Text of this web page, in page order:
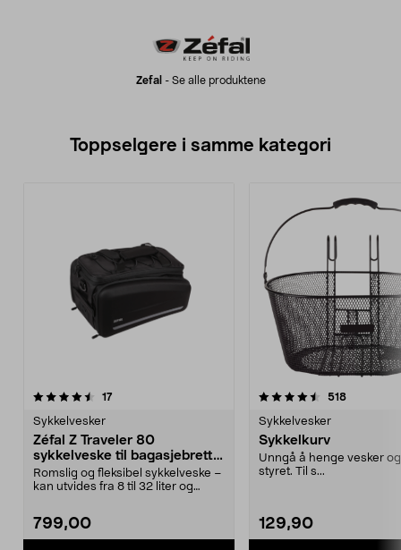
Zefal - Se alle produktene
Toppselgere i samme kategori
17anmeldelser
Sykkelvesker
Zéfal Z Traveler 80
sykkelveske til bagasjebrett,
utvidbar
Romslig og fleksibel sykkelveske –
kan utvides fra 8 til 32 liter og
799,00
4.5 av 5 stjerner 518
Sykkelvesker
Sykkelkurv
Unngå å henge vesker
styret. Til s...
129,90
3.5 av 5 stjerner